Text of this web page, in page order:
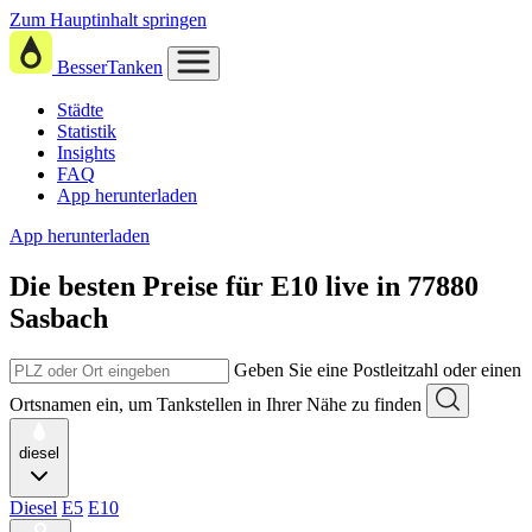
Zum Hauptinhalt springen
BesserTanken
Städte
Statistik
Insights
FAQ
App herunterladen
App herunterladen
Die besten Preise für E10 live in 77880
Sasbach
Geben Sie eine Postleitzahl oder einen
Ortsnamen ein, um Tankstellen in Ihrer Nähe zu finden
diesel
Diesel E5 E10